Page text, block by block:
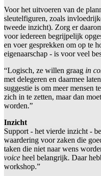
Voor het uitvoeren van de
sleutelfiguren, zoals
tweede inzicht). Zorg er
voor iedereen begrijpelijk
en voer gesprekken om op te
eigenaarschap - is voor veel
“Logisch, ze willen graag in
met delegeren en daarmee
suggestie is om meer mensen
zich in te zetten, maar dan
worden.”
Inzicht
Support - het vierde inzicht -
waardering voor zaken die
taken die niet naar wens
voice heel belangrijk. Daar
workshop.”